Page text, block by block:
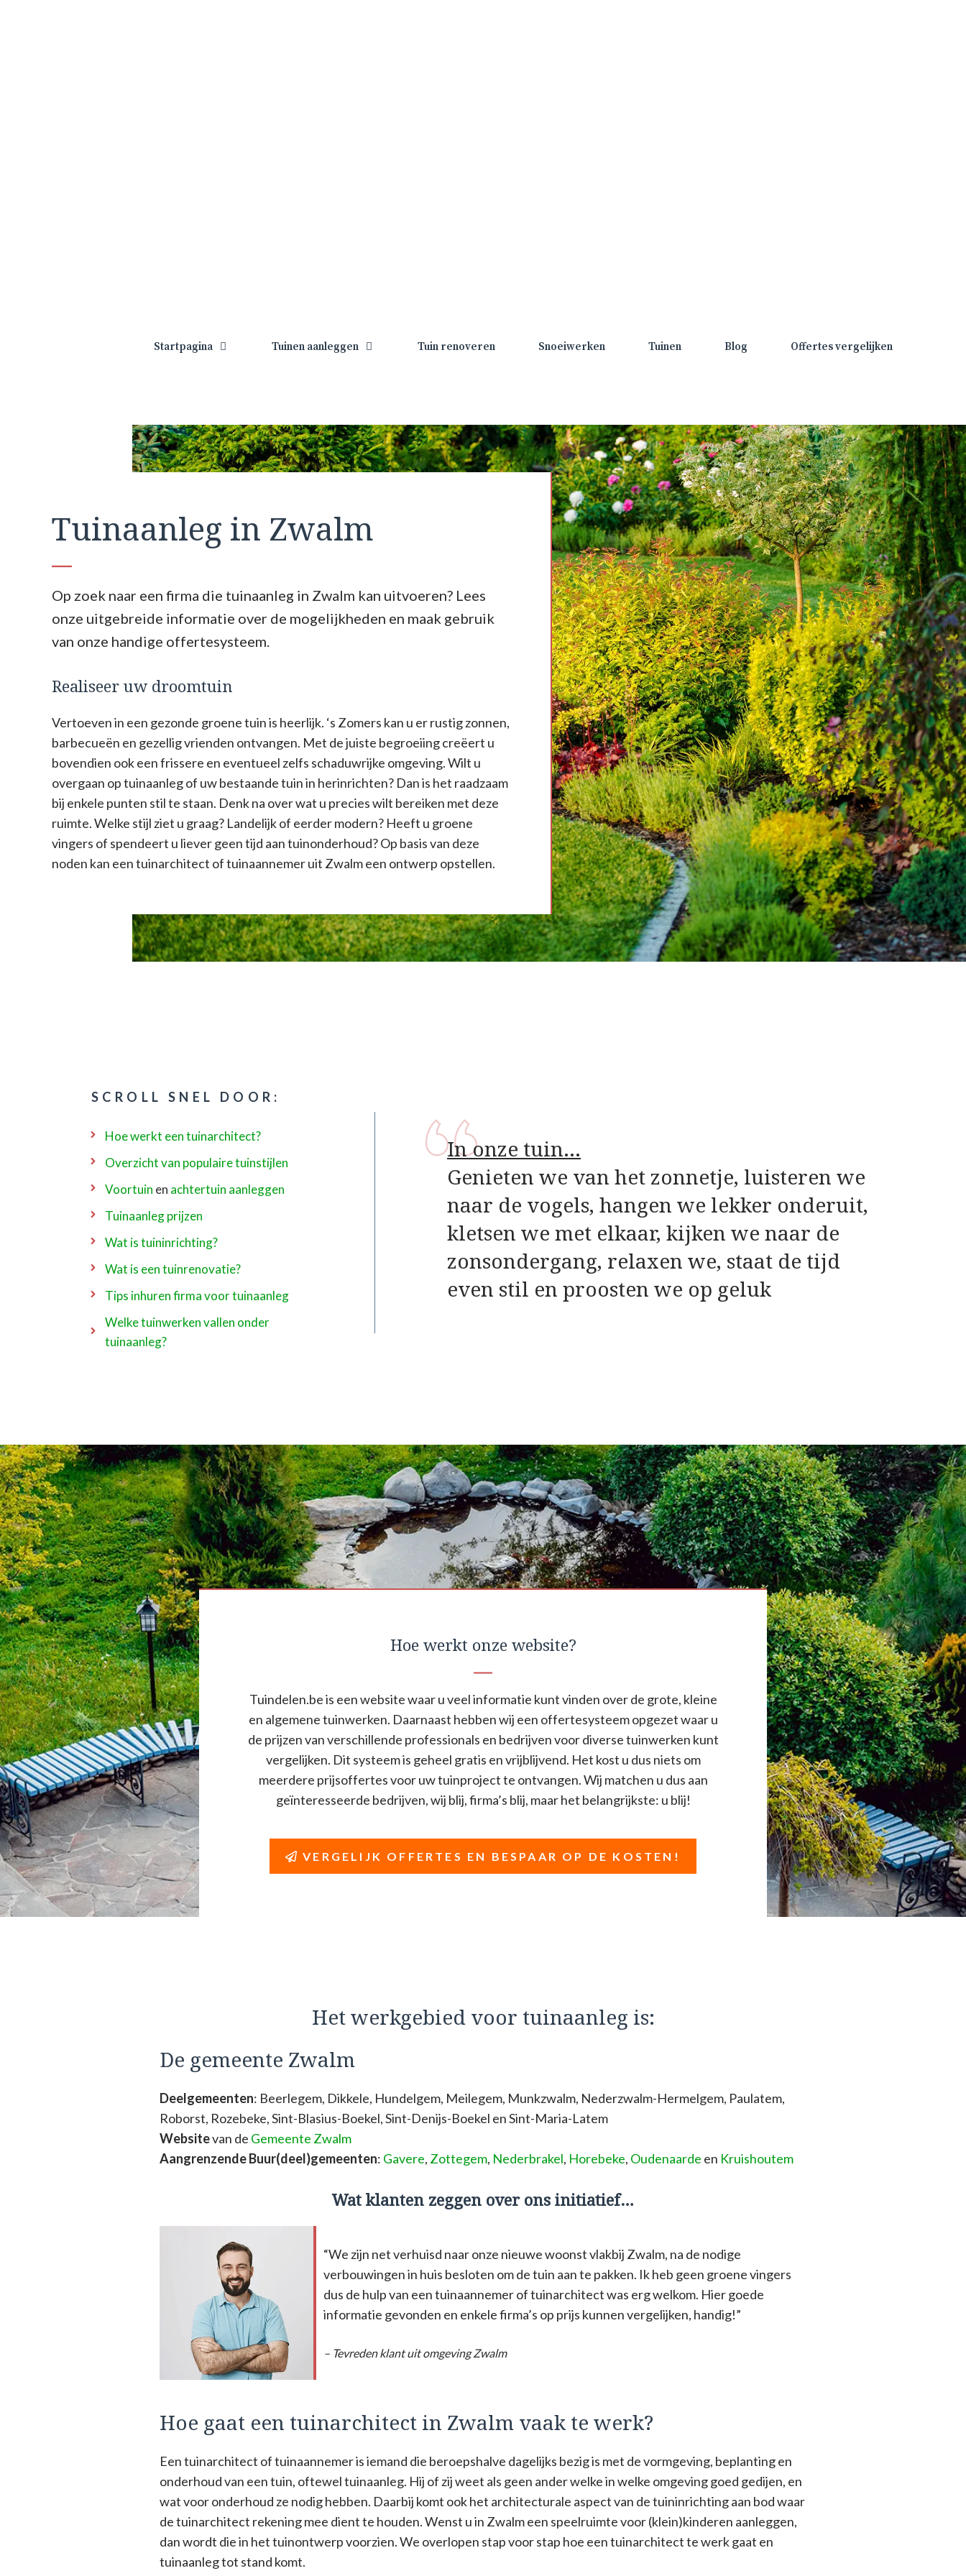
Startpagina Tuinen aanleggen Tuin renoveren Snoeiwerken Tuinen Blog Offertes vergelijken
Tuinaanleg in Zwalm
Op zoek naar een firma die tuinaanleg in Zwalm kan uitvoeren? Lees
onze uitgebreide informatie over de mogelijkheden en maak gebruik
van onze handige offertesysteem.
Realiseer uw droomtuin
Vertoeven in een gezonde groene tuin is heerlijk. ‘s Zomers kan u er rustig zonnen,
barbecueën en gezellig vrienden ontvangen. Met de juiste begroeiing creëert u
bovendien ook een frissere en eventueel zelfs schaduwrijke omgeving. Wilt u
overgaan op tuinaanleg of uw bestaande tuin in herinrichten? Dan is het raadzaam
bij enkele punten stil te staan. Denk na over wat u precies wilt bereiken met deze
ruimte. Welke stijl ziet u graag? Landelijk of eerder modern? Heeft u groene
vingers of spendeert u liever geen tijd aan tuinonderhoud? Op basis van deze
noden kan een tuinarchitect of tuinaannemer uit Zwalm een ontwerp opstellen.
SCROLL SNEL DOOR:
Hoe werkt een tuinarchitect?
Overzicht van populaire tuinstijlen
Voortuin en achtertuin aanleggen
Tuinaanleg prijzen
Wat is tuininrichting?
Wat is een tuinrenovatie?
Tips inhuren firma voor tuinaanleg
Welke tuinwerken vallen onder
tuinaanleg?
In onze tuin…
Genieten we van het zonnetje, luisteren we
naar de vogels, hangen we lekker onderuit,
kletsen we met elkaar, kijken we naar de
zonsondergang, relaxen we, staat de tijd
even stil en proosten we op geluk
Hoe werkt onze website?
Tuindelen.be is een website waar u veel informatie kunt vinden over de grote, kleine
en algemene tuinwerken. Daarnaast hebben wij een offertesysteem opgezet waar u
de prijzen van verschillende professionals en bedrijven voor diverse tuinwerken kunt
vergelijken. Dit systeem is geheel gratis en vrijblijvend. Het kost u dus niets om
meerdere prijsoffertes voor uw tuinproject te ontvangen. Wij matchen u dus aan
geïnteresseerde bedrijven, wij blij, firma’s blij, maar het belangrijkste: u blij!
VERGELIJK OFFERTES EN BESPAAR OP DE KOSTEN!
Het werkgebied voor tuinaanleg is:
De gemeente Zwalm
Deelgemeenten: Beerlegem, Dikkele, Hundelgem, Meilegem, Munkzwalm, Nederzwalm-Hermelgem, Paulatem,
Roborst, Rozebeke, Sint-Blasius-Boekel, Sint-Denijs-Boekel en Sint-Maria-Latem
Websitevan de Gemeente Zwalm
Aangrenzende Buur(deel)gemeenten: Gavere, Zottegem, Nederbrakel, Horebeke, Oudenaarde en Kruishoutem
Wat klanten zeggen over ons initiatief…
“We zijn net verhuisd naar onze nieuwe woonst vlakbij Zwalm, na de nodige
verbouwingen in huis besloten om de tuin aan te pakken. Ik heb geen groene vingers
dus de hulp van een tuinaannemer of tuinarchitect was erg welkom. Hier goede
informatie gevonden en enkele firma’s op prijs kunnen vergelijken, handig!”
– Tevreden klant uit omgeving Zwalm
Hoe gaat een tuinarchitect in Zwalm vaak te werk?
Een tuinarchitect of tuinaannemer is iemand die beroepshalve dagelijks bezig is met de vormgeving, beplanting en
onderhoud van een tuin, oftewel tuinaanleg. Hij of zij weet als geen ander welke in welke omgeving goed gedijen, en
wat voor onderhoud ze nodig hebben. Daarbij komt ook het architecturale aspect van de tuininrichting aan bod waar
de tuinarchitect rekening mee dient te houden. Wenst u in Zwalm een speelruimte voor (klein)kinderen aanleggen,
dan wordt die in het tuinontwerp voorzien. We overlopen stap voor stap hoe een tuinarchitect te werk gaat en
tuinaanleg tot stand komt.